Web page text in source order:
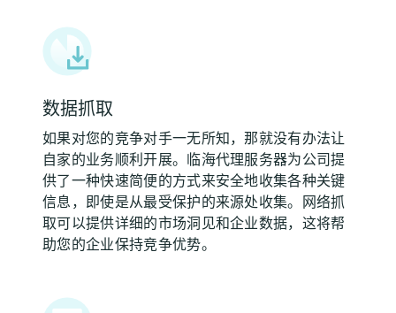
数据抓取
如果对您的竞争对手一无所知，那就没有办法让
自家的业务顺利开展。临海代理服务器为公司提
供了一种快速简便的方式来安全地收集各种关键
信息，即使是从最受保护的来源处收集。网络抓
取可以提供详细的市场洞见和企业数据，这将帮
助您的企业保持竞争优势。